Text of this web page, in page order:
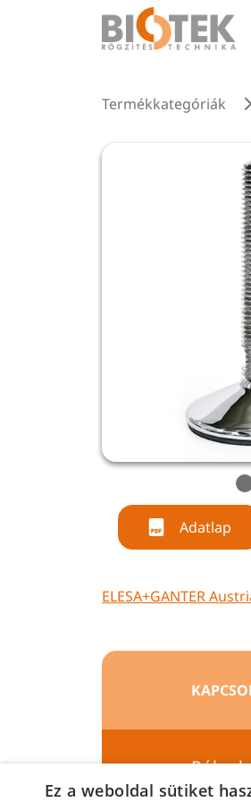
Termékkategóriák
Adatlap
ELESA+GANTER
Rólunk
Ez a weboldal sütiket